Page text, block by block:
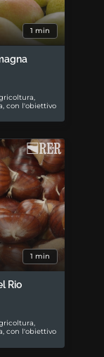
1 min
con l'obiettivo
1 min
Rio
con l'obiettivo